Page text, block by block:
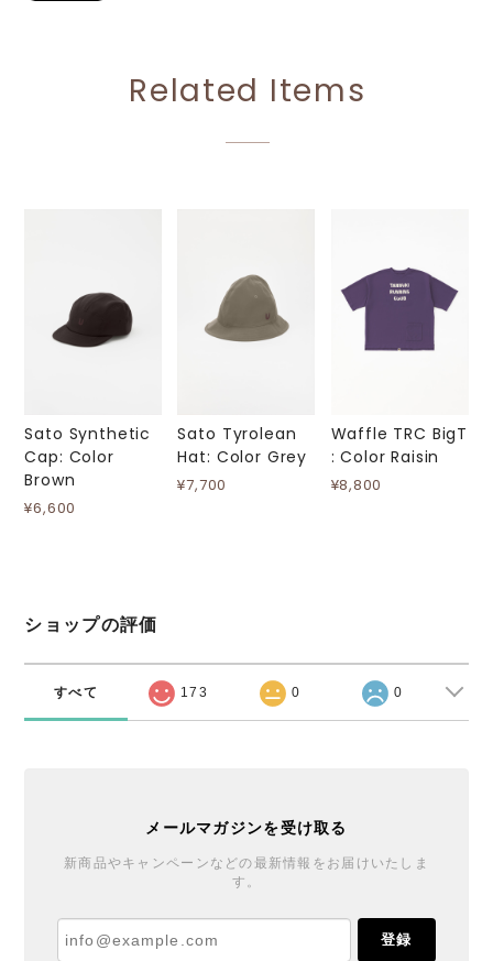
Related Items
Sato Synthetic
Cap: Color
Brown
¥6,600
Sato Tyrolean
Hat: Color Grey
¥7,700
Waffle TRC BigT
: Color Raisin
¥8,800
ショップの評価
すべて 173 0 0
メールマガジンを受け取る
新商品やキャンペーンなどの最新情報をお届けいたしま
す。
登録